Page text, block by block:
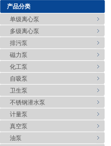
产品分类
单级离心泵
多级离心泵
排污泵
磁力泵
化工泵
自吸泵
卫生泵
不锈钢潜水泵
计量泵
真空泵
油泵